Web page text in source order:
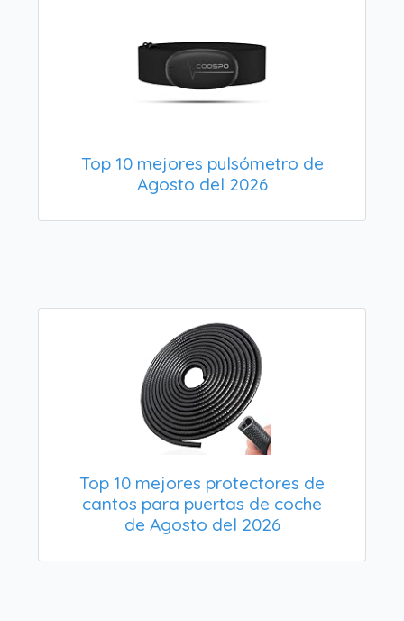
Top 10 mejores pulsómetro de
Agosto del 2026
Top 10 mejores protectores de
cantos para puertas de coche
de Agosto del 2026